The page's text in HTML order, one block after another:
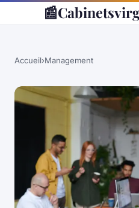
📰
Accueil›Management